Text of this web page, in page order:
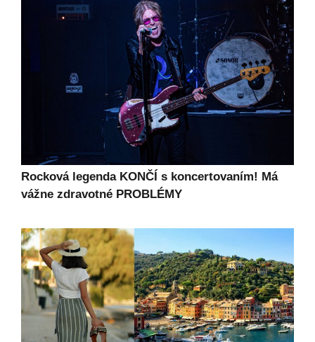
Rocková legenda KONČÍ s koncertovaním! Má
vážne zdravotné PROBLÉMY